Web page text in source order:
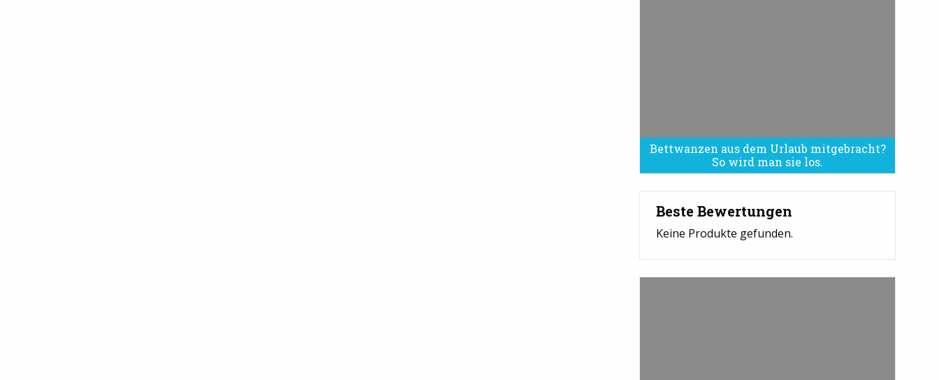
Bettwanzen aus dem Urlaub mitgebracht?
So wird man sie los.
Bettwanzen sind eine Plage
Beste Bewertungen
Keine Produkte gefunden.